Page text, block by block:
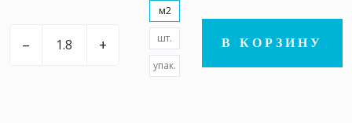
– +
м2
шт.
упак.
В КОРЗИНУ